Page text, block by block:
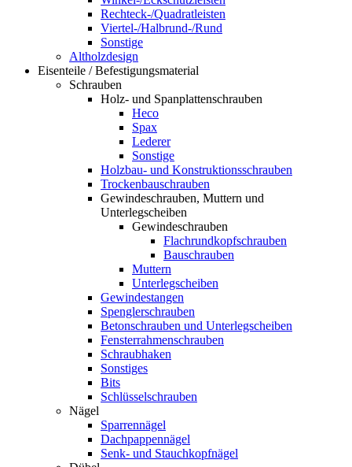
Rechteck-/Quadratleisten
Viertel-/Halbrund-/Rund
Sonstige
Altholzdesign
Eisenteile / Befestigungsmaterial
Schrauben
Holz- und Spanplattenschrauben
Heco
Spax
Lederer
Sonstige
Holzbau- und Konstruktionsschrauben
Trockenbauschrauben
Gewindeschrauben, Muttern und
Unterlegscheiben
Gewindeschrauben
Flachrundkopfschrauben
Bauschrauben
Muttern
Unterlegscheiben
Gewindestangen
Spenglerschrauben
Betonschrauben und Unterlegscheiben
Fensterrahmenschrauben
Schraubhaken
Sonstiges
Bits
Schlüsselschrauben
Nägel
Sparrennägel
Dachpappennägel
Senk- und Stauchkopfnägel